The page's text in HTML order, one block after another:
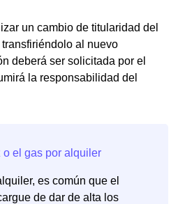
un cambio de titularidad del
al nuevo
deberá ser solicitada por el
la responsabilidad del
es común que el
de dar de alta los